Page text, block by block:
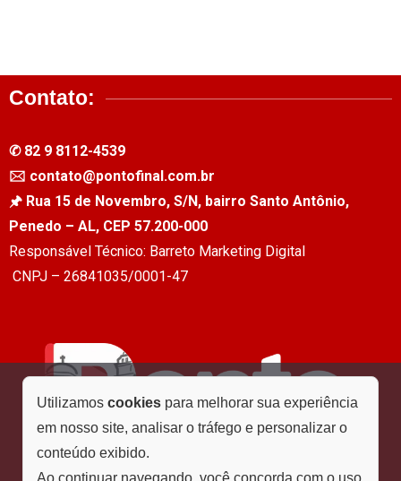
Utilizamos cookies para melhorar sua experiência
em nosso site, analisar o tráfego e personalizar o
conteúdo exibido.
Ao continuar navegando, você concorda com o uso
Contato:
✆ 82 9 8112-4539
🖂 contato@pontofinal.com.br
🖈 Rua 15 de Novembro, S/N, bairro Santo Antônio,
Penedo – AL, CEP 57.200-000
Responsável Técnico: Barreto Marketing Digital
CNPJ – 26841035/0001-47